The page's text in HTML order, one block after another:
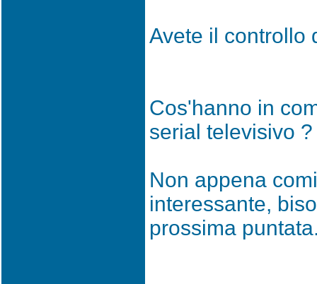
Avete il controllo
Cos'hanno in
serial televisivo ?
Non appena
interessante,
prossima